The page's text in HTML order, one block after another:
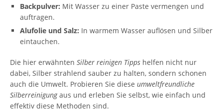
Backpulver: Mit Wasser zu einer Paste vermengen und
auftragen.
Alufolie und Salz: In warmem Wasser auflösen und Silber
eintauchen.
Die hier erwähnten Silber reinigen Tipps helfen nicht nur
dabei, Silber strahlend sauber zu halten, sondern schonen
auch die Umwelt. Probieren Sie diese umweltfreundliche
Silberreinigungaus und erleben Sie selbst, wie einfach und
effektiv diese Methoden sind.